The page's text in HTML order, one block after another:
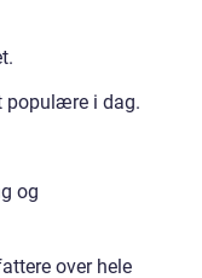
populære i dag.
og
over hele